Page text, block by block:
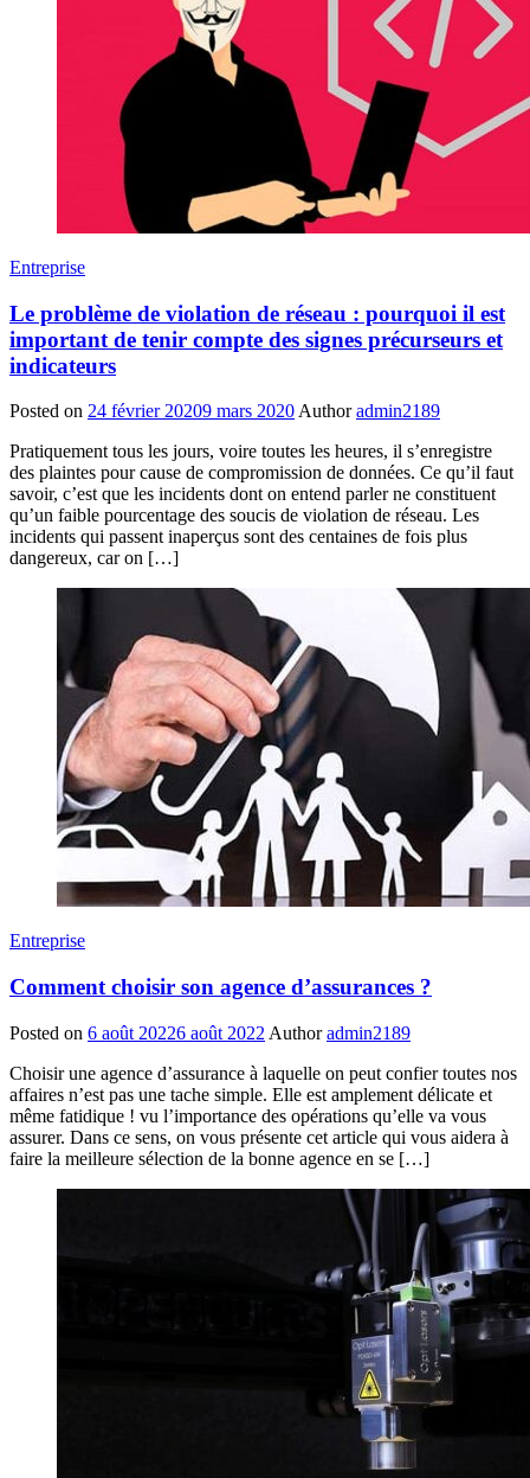
Entreprise
Le problème de violation de réseau : pourquoi il est
important de tenir compte des signes précurseurs et
indicateurs
Posted on 24 février 20209 mars 2020 Author admin2189
Pratiquement tous les jours, voire toutes les heures, il s’enregistre
des plaintes pour cause de compromission de données. Ce qu’il faut
savoir, c’est que les incidents dont on entend parler ne constituent
qu’un faible pourcentage des soucis de violation de réseau. Les
incidents qui passent inaperçus sont des centaines de fois plus
dangereux, car on […]
Entreprise
Comment choisir son agence d’assurances ?
Posted on 6 août 20226 août 2022 Author admin2189
Choisir une agence d’assurance à laquelle on peut confier toutes nos
affaires n’est pas une tache simple. Elle est amplement délicate et
même fatidique ! vu l’importance des opérations qu’elle va vous
assurer. Dans ce sens, on vous présente cet article qui vous aidera à
faire la meilleure sélection de la bonne agence en se […]